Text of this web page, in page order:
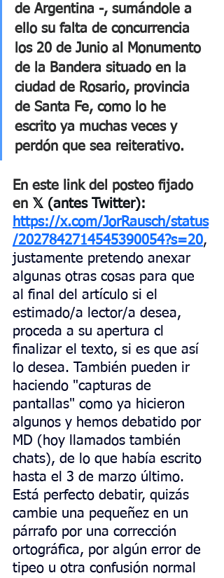
de Argentina -, sumándole a
ello su falta de concurrencia
los 20 de Junio al Monumento
de la Bandera situado en la
ciudad de Rosario, provincia
de Santa Fe, como lo he
escrito ya muchas veces y
perdón que sea reiterativo.
En este link del posteo fijado
en 𝕏 (antes Twitter):
https://x.com/JorRausch/status
/2027842714545390054?s=20,
justamente pretendo anexar
algunas otras cosas para que
al final del artículo si el
estimado/a lector/a desea,
proceda a su apertura cl
finalizar el texto, si es que así
lo desea. También pueden ir
haciendo "capturas de
pantallas" como ya hicieron
algunos y hemos debatido por
MD (hoy llamados también
chats), de lo que había escrito
hasta el 3 de marzo último.
Está perfecto debatir, quizás
cambie una pequeñez en un
párrafo por una corrección
ortográfica, por algún error de
tipeo u otra confusión normal